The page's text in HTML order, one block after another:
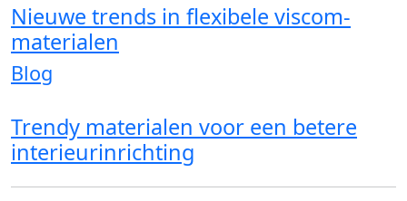
Nieuwe trends in flexibele viscom-
materialen
Blog
Trendy materialen voor een betere
interieurinrichting